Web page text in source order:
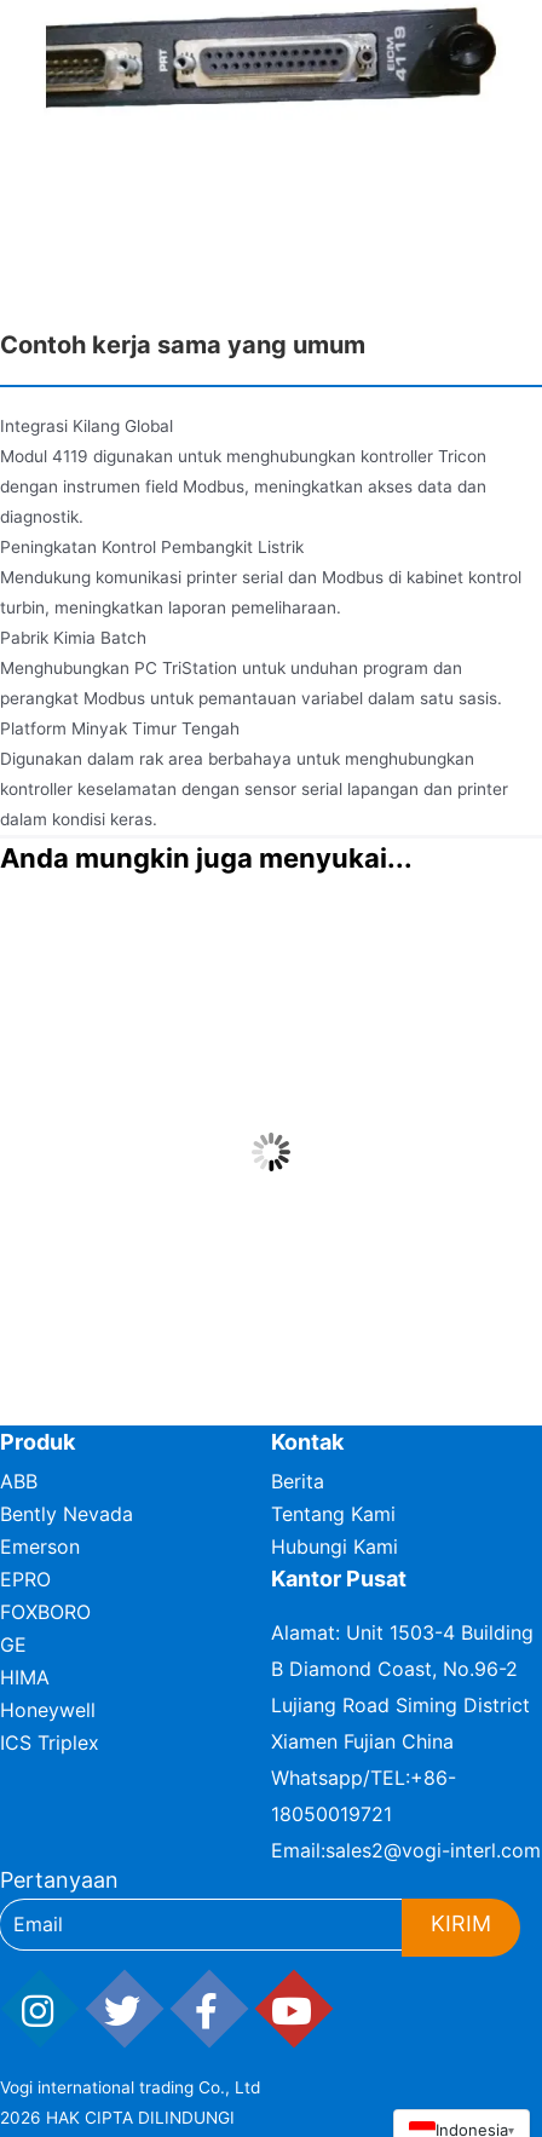
Contoh kerja sama yang umum
Integrasi Kilang Global
Modul 4119 digunakan untuk menghubungkan kontroller Tricon
dengan instrumen field Modbus, meningkatkan akses data dan
diagnostik.
Peningkatan Kontrol Pembangkit Listrik
Mendukung komunikasi printer serial dan Modbus di kabinet kontrol
turbin, meningkatkan laporan pemeliharaan.
Pabrik Kimia Batch
Menghubungkan PC TriStation untuk unduhan program dan
perangkat Modbus untuk pemantauan variabel dalam satu sasis.
Platform Minyak Timur Tengah
Digunakan dalam rak area berbahaya untuk menghubungkan
kontroller keselamatan dengan sensor serial lapangan dan printer
dalam kondisi keras.
Anda mungkin juga menyukai...
Produk
ABB
Bently Nevada
Emerson
EPRO
FOXBORO
GE
HIMA
Honeywell
ICS Triplex
Kontak
Berita
Tentang Kami
Hubungi Kami
Kantor Pusat
Alamat: Unit 1503-4 Building
B Diamond Coast, No.96-2
Lujiang Road Siming District
Xiamen Fujian China
Whatsapp/TEL:+86-
18050019721
Email:sales2@vogi-interl.com
Pertanyaan
KIRIM
Vogi international trading Co., Ltd
2026 HAK CIPTA DILINDUNGI
Indonesia▾